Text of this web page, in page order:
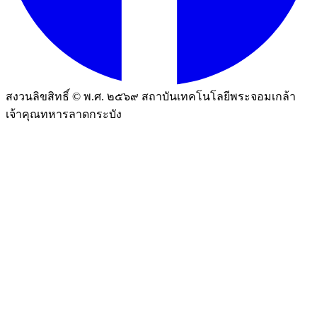
สงวนลิขสิทธิ์ © พ.ศ. ๒๕๖๙ สถาบันเทคโนโลยีพระจอมเกล้า
เจ้าคุณทหารลาดกระบัง